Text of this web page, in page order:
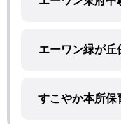
エーワン緑が丘
すこやか本所保